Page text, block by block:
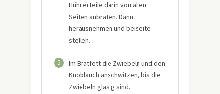
Hühnerteile darin von allen
Seiten anbraten. Dann
herausnehmen und beiseite
stellen.
5
Im Bratfett die Zwiebeln und den
Knoblauch anschwitzen, bis die
Zwiebeln glasig sind.